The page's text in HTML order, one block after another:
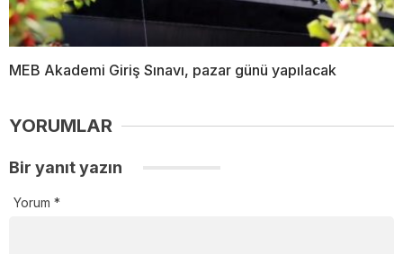
MEB Akademi Giriş Sınavı, pazar günü yapılacak
YORUMLAR
Bir yanıt yazın
Yorum *